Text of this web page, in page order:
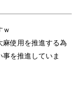
ｗ
使用を推進する為
を推進していま